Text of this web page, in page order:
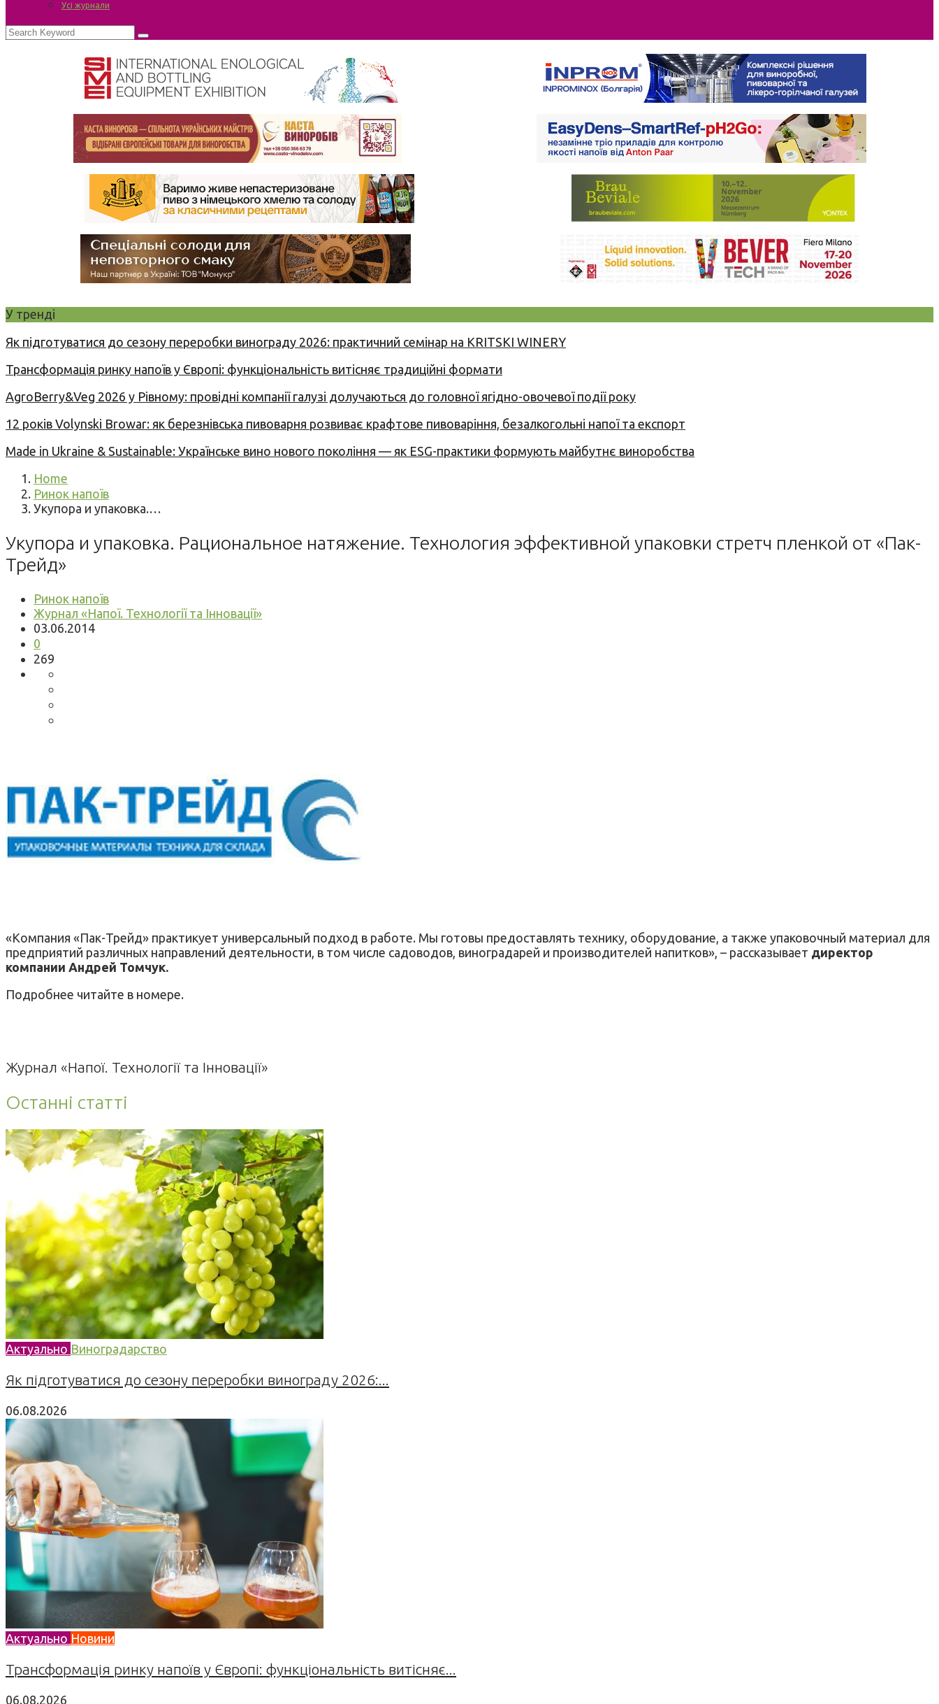
Усі журнали
У тренді
Як підготуватися до сезону переробки винограду 2026: практичний семінар на KRITSKI WINERY
Трансформація ринку напоїв у Європі: функціональність витісняє традиційні формати
AgroBerry&Veg 2026 у Рівному: провідні компанії галузі долучаються до головної ягідно-овочевої події року
12 років Volynski Browar: як березнівська пивоварня розвиває крафтове пивоваріння, безалкогольні напої та експорт
Made in Ukraine & Sustainable: Українське вино нового покоління — як ESG-практики формують майбутнє виноробства
Home
Ринок напоїв
Укупора и упаковка.…
Укупора и упаковка. Рациональное натяжение. Технология эффективной упаковки стретч пленкой от «Пак-
Трейд»
Ринок напоїв
Журнал «Напої. Технології та Інновації»
03.06.2014
0
269
«Компания «Пак-Трейд» практикует универсальный подход в работе. Мы готовы предоставлять технику, оборудование, а также упаковочный материал для
предприятий различных направлений деятельности, в том числе садоводов, виноградарей и производителей напитков», – рассказывает директор
компании Андрей Томчук.
Подробнее читайте в номере.
Журнал «Напої. Технології та Інновації»
Останні статті
Актуально Виноградарство
Як підготуватися до сезону переробки винограду 2026:...
06.08.2026
Актуально Новини
Трансформація ринку напоїв у Європі: функціональність витісняє...
06.08.2026